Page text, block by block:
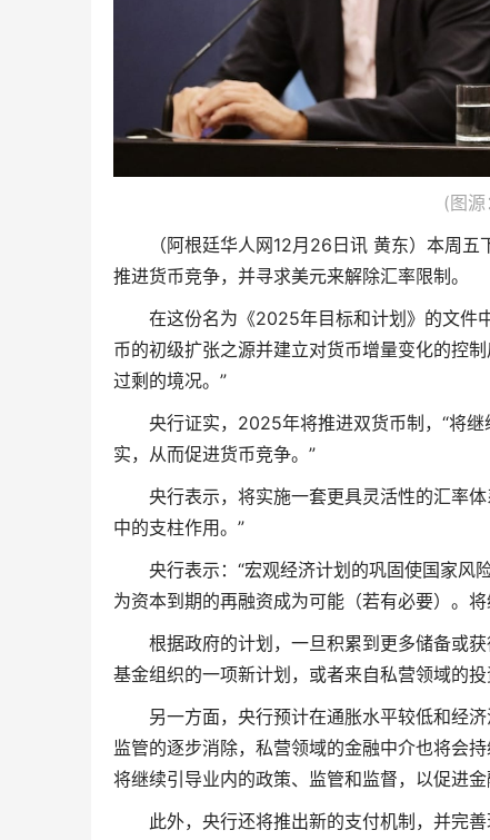
(图
（阿根廷华人网12月26日讯 黄东）本周
推进货币竞争，并寻求美元来解除汇率限制。
在这份名为《2025年目标和计划》的文件
币的初级扩张之源并建立对货币增量变化的控
过剩的境况。”
央行证实，2025年将推进双货币制，“将
实，从而促进货币竞争。”
央行表示，将实施一套更具灵活性的汇率
中的支柱作用。”
央行表示：“宏观经济计划的巩固使国家风
为资本到期的再融资成为可能（若有必要）。
根据政府的计划，一旦积累到更多储备或
基金组织的一项新计划，或者来自私营领域的
另一方面，央行预计在通胀水平较低和经
监管的逐步消除，私营领域的金融中介也将会
将继续引导业内的政策、监管和监督，以促进金
此外，央行还将推出新的支付机制，并完